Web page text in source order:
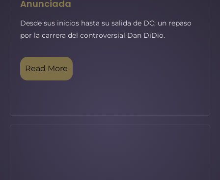
Anunciada
Desde sus inicios hasta su salida de DC; un repaso
por la carrera del controversial Dan DiDio.
Read More